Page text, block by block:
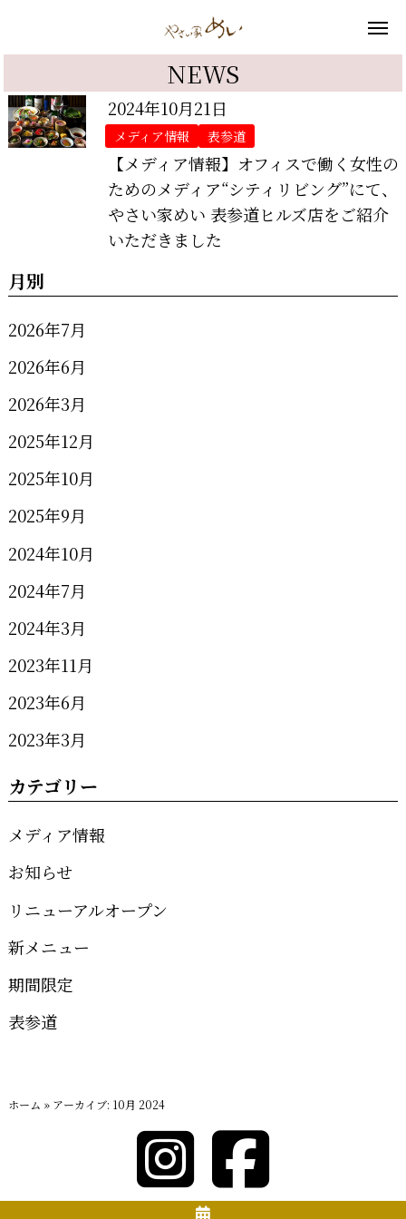
NEWS
2024年10月21日
メディア情報 表参道
【メディア情報】オフィスで働く女性の
ためのメディア“シティリビング”にて、
やさい家めい 表参道ヒルズ店をご紹介
いただきました
月別
2026年7月
2026年6月
2026年3月
2025年12月
2025年10月
2025年9月
2024年10月
2024年7月
2024年3月
2023年11月
2023年6月
2023年3月
カテゴリー
メディア情報
お知らせ
リニューアルオープン
新メニュー
期間限定
表参道
ホーム » アーカイブ: 10月 2024